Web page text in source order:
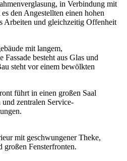
in Verbindung mit
den Angestellten einen hohen
Arbeiten und gleichzeitig Offenheit